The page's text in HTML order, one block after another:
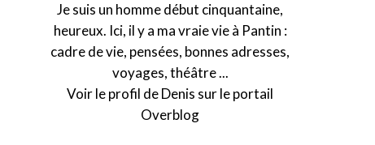
Je suis un homme début cinquantaine,
heureux. Ici, il y a ma vraie vie à Pantin :
cadre de vie, pensées, bonnes adresses,
voyages, théâtre ...
Voir le profil deDenis sur le portail
Overblog